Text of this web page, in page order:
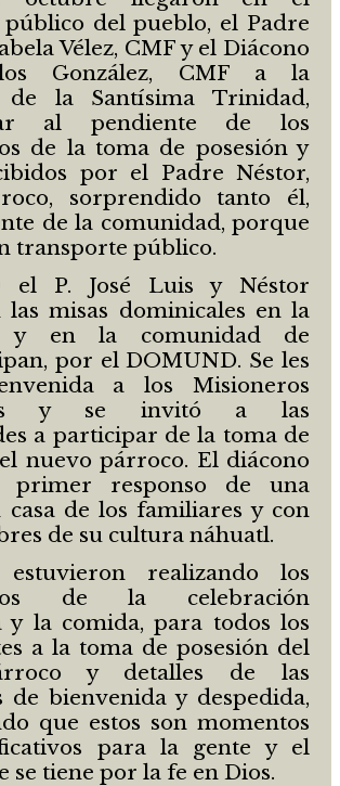
del pueblo, el Padre
Vélez, CMF y el Diácono
González, CMF a la
de la Santísima Trinidad,
al pendiente de los
de la toma de posesión y
por el Padre Néstor,
sorprendido tanto él,
de la comunidad, porque
transporte público.
P. José Luis y Néstor
las misas dominicales en la
y en la comunidad de
por el DOMUND. Se les
a los Misioneros
y se invitó a las
a participar de la toma de
nuevo párroco. El diácono
primer responso de una
casa de los familiares y con
de su cultura náhuatl.
realizando los
de la celebración
y la comida, para todos los
a la toma de posesión del
y detalles de las
de bienvenida y despedida,
que estos son momentos
para la gente y el
se tiene por la fe en Dios.